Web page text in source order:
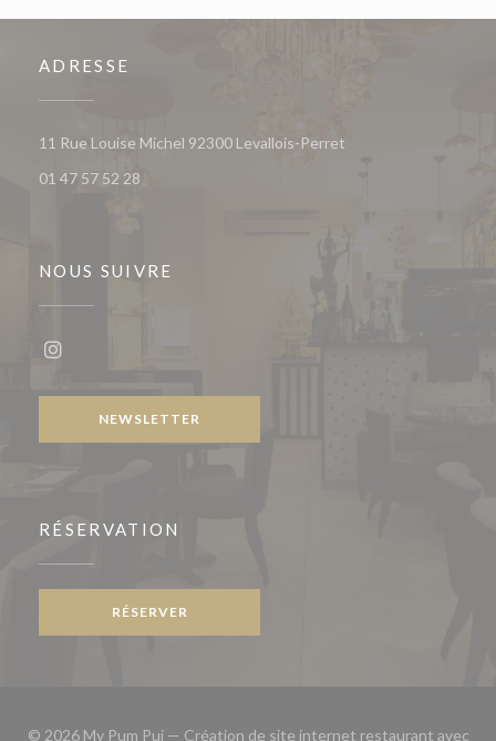
ADRESSE
11 Rue Louise Michel 92300 Levallois-Perret
01 47 57 52 28
NOUS SUIVRE
NEWSLETTER
RÉSERVATION
RÉSERVER
© 2026 My Pum Pui — Création de site internet restaurant avec